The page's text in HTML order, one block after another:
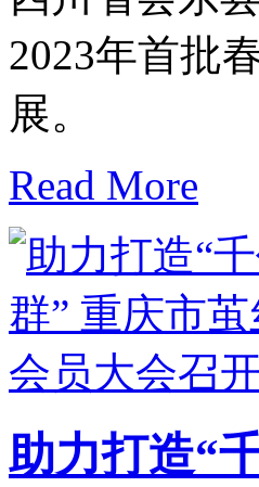
2023年首批
展。
Read More
助力打造“